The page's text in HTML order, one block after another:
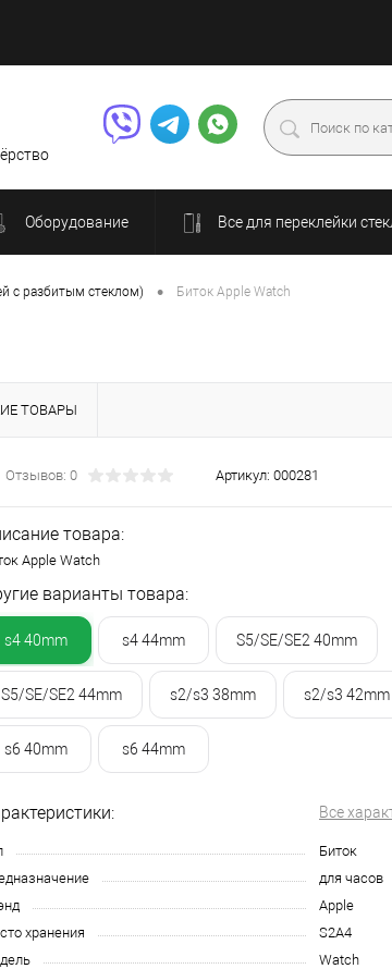
Оборудование Все для переклейки
с разбитым стеклом) • Биток Apple Watch
ТОВАРЫ
Отзывов: 0 Артикул: 000281
товара:
Apple Watch
варианты товара:
s4 40mm s4 44mm S5/SE/SE2 40mm
S5/SE/SE2 44mm s2/s3 38mm s2/s3 42mm
s6 40mm s6 44mm
Все
Биток
для часов
Apple
хранения
S2A4
Watch